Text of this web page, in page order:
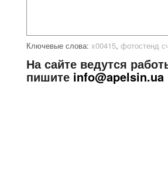
Ключевые слова: x00415, фотостенд
На сайте ведутся
пишите info@apelsin.ua